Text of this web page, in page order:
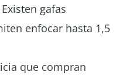
gafas
enfocar hasta 1,5
que compran